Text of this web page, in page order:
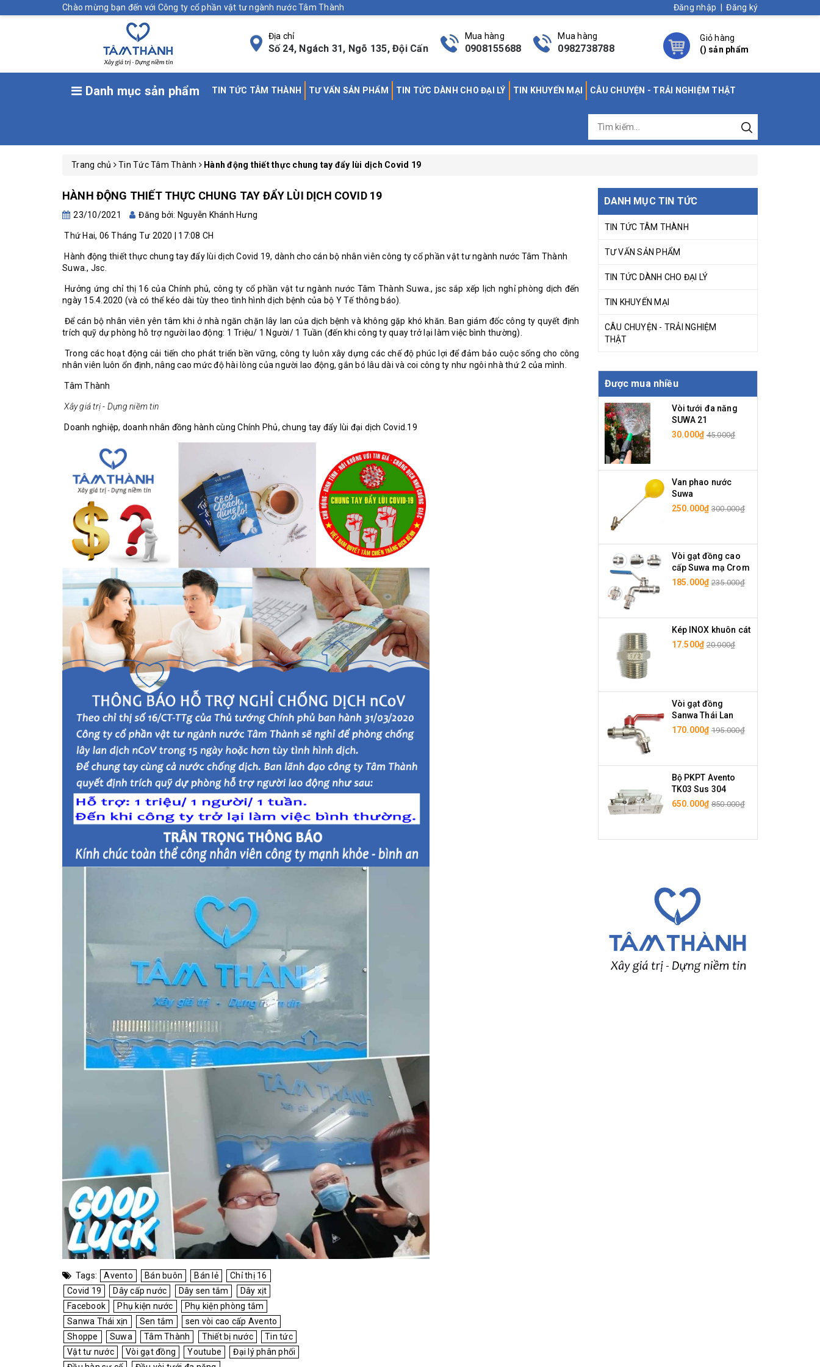
Chào mừng bạn đến với Công ty cổ phần vật tư ngành nước Tâm Thành Đăng nhập Đăng ký
Địa chỉ
Số 24, Ngách 31, Ngõ 135, Đội Cấn
Mua hàng
0908155688
Mua hàng
0982738788
Giỏ hàng
() sản phẩm
Danh mục sản phẩm TIN TỨC TÂM THÀNH TƯ VẤN SẢN PHẨM TIN TỨC DÀNH CHO ĐẠI LÝ TIN KHUYẾN MẠI CÂU CHUYỆN - TRẢI NGHIỆM THẬT
Trang chủ Tin Tức Tâm Thành Hành động thiết thực chung tay đẩy lùi dịch Covid 19
HÀNH ĐỘNG THIẾT THỰC CHUNG TAY ĐẨY LÙI DỊCH COVID 19
23/10/2021 Đăng bởi: Nguyễn Khánh Hưng
Thứ Hai, 06 Tháng Tư 2020 | 17:08 CH
Hành động thiết thực chung tay đẩy lùi dịch Covid 19, dành cho cán bộ nhân viên công ty cổ phần vật tư ngành nước Tâm Thành
Suwa., Jsc.
Hưởng ứng chỉ thị 16 của Chính phủ, công ty cổ phần vật tư ngành nước Tâm Thành Suwa., jsc sắp xếp lịch nghỉ phòng dịch đến
ngày 15.4.2020 (và có thể kéo dài tùy theo tình hình dịch bệnh của bộ Y Tế thông báo).
Để cán bộ nhân viên yên tâm khi ở nhà ngăn chặn lây lan của dịch bệnh và không gặp khó khăn. Ban giám đốc công ty quyết định
trích quỹ dự phòng hỗ trợ người lao động: 1 Triệu/ 1 Người/ 1 Tuần (đến khi công ty quay trở lại làm việc bình thường).
Trong các hoạt động cải tiến cho phát triển bền vững, công ty luôn xây dựng các chế độ phúc lợi để đảm bảo cuộc sống cho công
nhân viên luôn ổn định, nâng cao mức độ hài lòng của người lao động, gắn bó lâu dài và coi công ty như ngôi nhà thứ 2 của mình.
Tâm Thành
Xây giá trị - Dựng niềm tin
Doanh nghiệp, doanh nhân đồng hành cùng Chính Phủ, chung tay đẩy lùi đại dịch Covid.19
Tags: Avento Bán buôn Bán lẻ
Chỉ thị 16
Covid 19
Dây cấp nước Dây sen tắm
Dây xịt
Facebook
Phụ kiện nước
Phụ kiện phòng tắm
Sanwa Thái xịn
Sen tắm
sen vòi cao cấp Avento
Shoppe
Suwa Tâm Thành Thiết bị nước
Tin tức
Vật tư nước
Vòi gạt đồng Youtube
Đại lý phân phối
DANH MỤC TIN TỨC
TIN TỨC TÂM THÀNH
TƯ VẤN SẢN PHẨM
TIN TỨC DÀNH CHO ĐẠI LÝ
TIN KHUYẾN MẠI
CÂU CHUYỆN - TRẢI NGHIỆM
THẬT
Được mua nhiều
Vòi tưới đa năng
SUWA 21
30.000₫ 45.000₫
Van phao nước
Suwa
250.000₫ 300.000₫
Vòi gạt đồng cao
cấp Suwa mạ Crom
185.000₫ 235.000₫
Kép INOX khuôn cát
17.500₫ 20.000₫
Vòi gạt đồng
Sanwa Thái Lan
170.000₫ 195.000₫
Bộ PKPT Avento
TK03 Sus 304
650.000₫ 850.000₫